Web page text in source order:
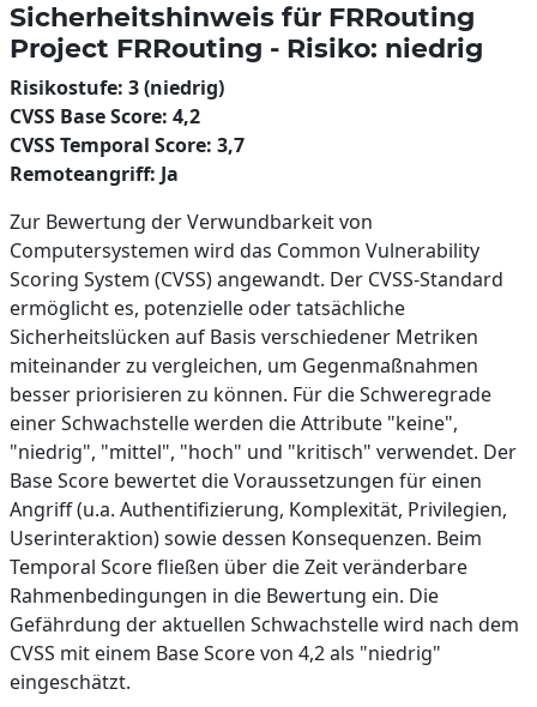
Sicherheitshinweis für FRRouting
Project FRRouting - Risiko: niedrig
Risikostufe: 3 (niedrig)
CVSS Base Score: 4,2
CVSS Temporal Score: 3,7
Remoteangriff: Ja
Zur Bewertung der Verwundbarkeit von
Computersystemen wird das Common Vulnerability
Scoring System (CVSS) angewandt. Der CVSS-Standard
ermöglicht es, potenzielle oder tatsächliche
Sicherheitslücken auf Basis verschiedener Metriken
miteinander zu vergleichen, um Gegenmaßnahmen
besser priorisieren zu können. Für die Schweregrade
einer Schwachstelle werden die Attribute "keine",
"niedrig", "mittel", "hoch" und "kritisch" verwendet. Der
Base Score bewertet die Voraussetzungen für einen
Angriff (u.a. Authentifizierung, Komplexität, Privilegien,
Userinteraktion) sowie dessen Konsequenzen. Beim
Temporal Score fließen über die Zeit veränderbare
Rahmenbedingungen in die Bewertung ein. Die
Gefährdung der aktuellen Schwachstelle wird nach dem
CVSS mit einem Base Score von 4,2 als "niedrig"
eingeschätzt.